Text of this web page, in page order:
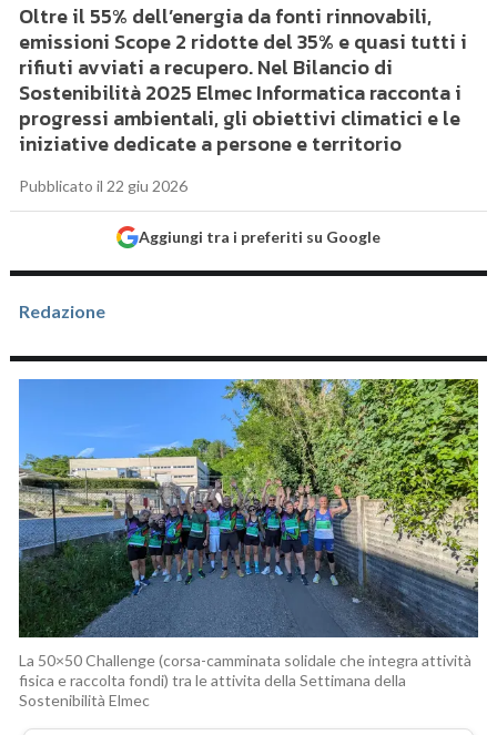
Oltre il 55% dell’energia da fonti rinnovabili,
emissioni Scope 2 ridotte del 35% e quasi tutti i
rifiuti avviati a recupero. Nel Bilancio di
Sostenibilità 2025 Elmec Informatica racconta i
progressi ambientali, gli obiettivi climatici e le
iniziative dedicate a persone e territorio
Pubblicato il 22 giu 2026
Aggiungi tra i preferiti su Google
Redazione
La 50×50 Challenge (corsa-camminata solidale che integra attività
fisica e raccolta fondi) tra le attivita della Settimana della
Sostenibilità Elmec